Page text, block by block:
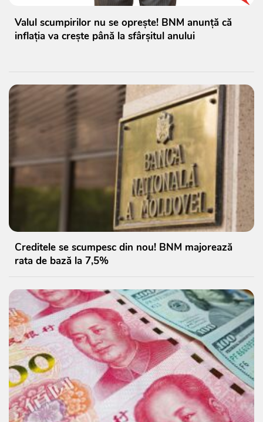
Valul scumpirilor nu se oprește! BNM anunță că
inflația va crește până la sfârșitul anului
Creditele se scumpesc din nou! BNM majorează
rata de bază la 7,5%